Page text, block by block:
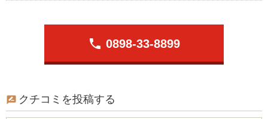
phone 0898-33-8899
クチコミを投稿する